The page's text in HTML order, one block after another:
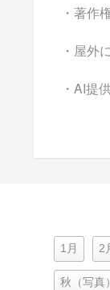
・著作
・屋外
・AI提
1月 2
秋（写真）